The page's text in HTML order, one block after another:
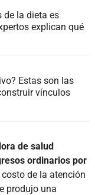
de la dieta es
explican qué
Estas son las
vínculos
de salud
ordinarios por
de la atención
produjo una